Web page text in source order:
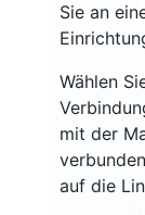
Sie an
Wählen
mit der
auf die